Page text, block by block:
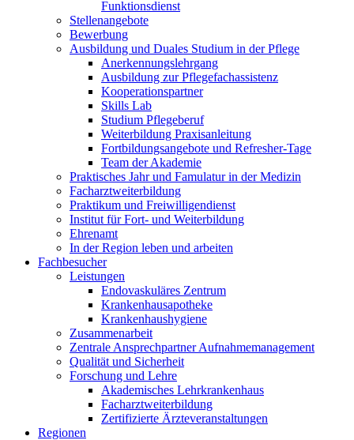
Funktionsdienst
Stellenangebote
Bewerbung
Ausbildung und Duales Studium in der Pflege
Anerkennungslehrgang
Ausbildung zur Pflegefachassistenz
Kooperationspartner
Skills Lab
Studium Pflegeberuf
Weiterbildung Praxisanleitung
Fortbildungsangebote und Refresher-Tage
Team der Akademie
Praktisches Jahr und Famulatur in der Medizin
Facharztweiterbildung
Praktikum und Freiwilligendienst
Institut für Fort- und Weiterbildung
Ehrenamt
In der Region leben und arbeiten
Fachbesucher
Leistungen
Endovaskuläres Zentrum
Krankenhausapotheke
Krankenhaushygiene
Zusammenarbeit
Zentrale Ansprechpartner Aufnahmemanagement
Qualität und Sicherheit
Forschung und Lehre
Akademisches Lehrkrankenhaus
Facharztweiterbildung
Zertifizierte Ärzteveranstaltungen
Regionen